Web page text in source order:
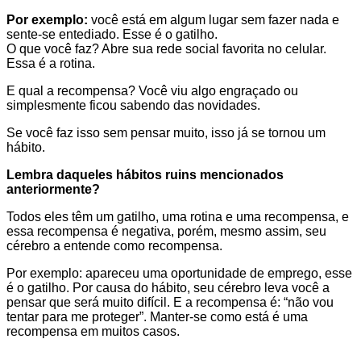
Por exemplo: você está em algum lugar sem fazer nada e
sente-se entediado. Esse é o gatilho.
O que você faz? Abre sua rede social favorita no celular.
Essa é a rotina.
E qual a recompensa? Você viu algo engraçado ou
simplesmente ficou sabendo das novidades.
Se você faz isso sem pensar muito, isso já se tornou um
hábito.
Lembra daqueles hábitos ruins mencionados
anteriormente?
Todos eles têm um gatilho, uma rotina e uma recompensa, e
essa recompensa é negativa, porém, mesmo assim, seu
cérebro a entende como recompensa.
Por exemplo: apareceu uma oportunidade de emprego, esse
é o gatilho. Por causa do hábito, seu cérebro leva você a
pensar que será muito difícil. E a recompensa é: “não vou
tentar para me proteger”. Manter-se como está é uma
recompensa em muitos casos.